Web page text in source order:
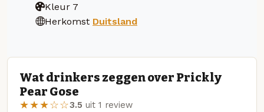
Kleur 7
Herkomst Duitsland
Wat drinkers zeggen over Prickly
Pear Gose
★★★☆☆3.5 uit 1 review